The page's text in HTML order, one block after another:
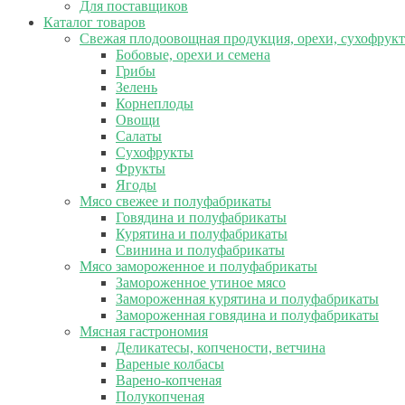
Для поставщиков
Каталог товаров
Свежая плодоовощная продукция, орехи,
Бобовые, орехи и семена
Грибы
Зелень
Корнеплоды
Овощи
Салаты
Сухофрукты
Фрукты
Ягоды
Мясо свежее и полуфабрикаты
Говядина и полуфабрикаты
Курятина и полуфабрикаты
Свинина и полуфабрикаты
Мясо замороженное и полуфабрикаты
Замороженное утиное мясо
Замороженная курятина и полуфабрикаты
Замороженная говядина и полуфабрикаты
Мясная гастрономия
Деликатесы, копчености, ветчина
Вареные колбасы
Варено-копченая
Полукопченая